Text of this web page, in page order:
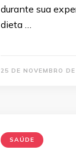
durante sua
dieta …
25 DE NOVEMBRO
SAÚDE